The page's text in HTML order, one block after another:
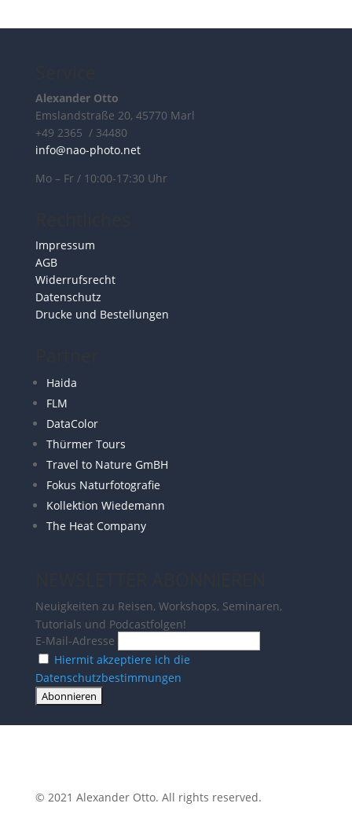
Alexander Otto
Emslandstraße 20, 45770 Marl
+49 2365 / 34480
info@nao-photo.net
Mo – Fr / 10:00-17:30 Uhr
Impressum
AGB
Widerrufsrecht
Datenschutz
Drucke und Bestellungen
Haida
FLM
DataColor
Thürmer Tours
Travel to Nature GmBH
Fokus Naturfotografie
Kollektion Wiedemann
The Heat Company
Neuigkeiten zu Reisen, Workshops, Seminaren,
Tutorials und Podcastfolgen!
E-Mail-Adresse
Hiermit akzeptiere ich die
Datenschutzbestimmungen
© 2021 Alexander Otto. All rights reserved.